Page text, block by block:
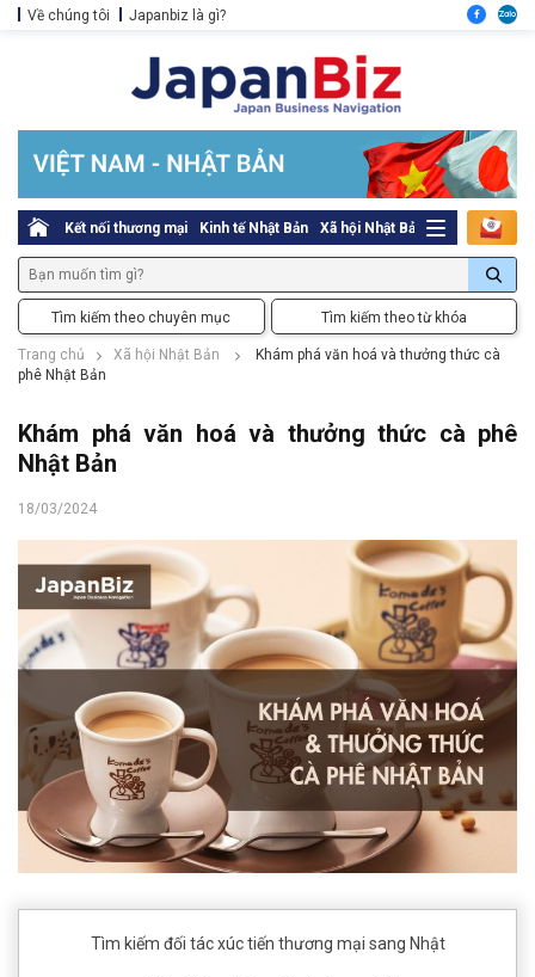
Về chúng tôi Japanbiz là gì?
Kết nối thương mại Kinh tế Nhật Bản Xã hội Nhật Bản Thủ tục pháp
Tìm kiếm theo chuyên mục Tìm kiếm theo từ khóa
Trang chủ Xã hội Nhật Bản
Khám phá văn hoá và thưởng thức cà
phê Nhật Bản
Khám phá văn hoá và thưởng thức cà phê
Nhật Bản
18/03/2024
Tìm kiếm đối tác xúc tiến thương mại sang Nhật